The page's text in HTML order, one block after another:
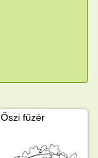
Őszi fűzér